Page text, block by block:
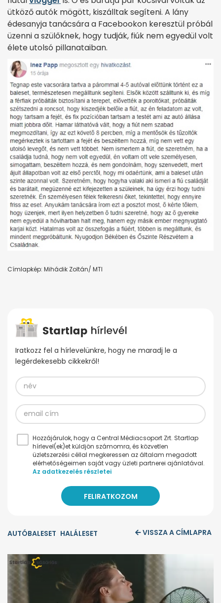
ütköző autók mögött, kiszálltak segíteni. A lány
édesanyja tanácsára a Facebookon keresztül próbál
üzenni a szülőknek, hogy tudják, fiúk nem egyedül volt
élete utolsó pillanataiban.
Címlapkép: Mihádik Zoltán/ MTI
Iratkozz fel a hírlevelünkre, hogy ne maradj le a
legérdekesebb cikkekről!
Hozzájárulok, hogy a Central Médiacsoport Zrt. Startlap
hírlevel(ek)et küldjön számomra, és közvetlen
üzletszerzési céllal megkeressen az általam megadott
elérhetőségeimen saját vagy üzleti partnerei ajánlatával.
Az adatkezelés részletei
AUTÓBALESET HALÁLESET VISSZA A CÍMLAPRA